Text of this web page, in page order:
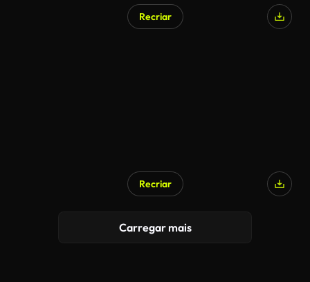
Recriar
Recriar
Carregar mais